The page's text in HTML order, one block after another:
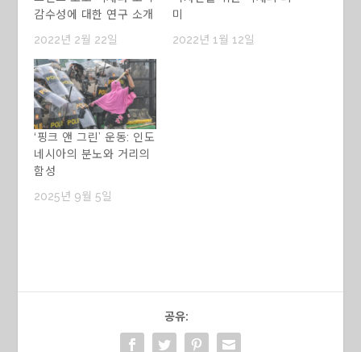
감수성에 대한 연구 소개
2022년 2월 22일
미
2022년 1월 12일
‘핑크 앤 그린’ 운동: 인도
네시아의 분노와 거리의
함성
2025년 9월 5일
공유: